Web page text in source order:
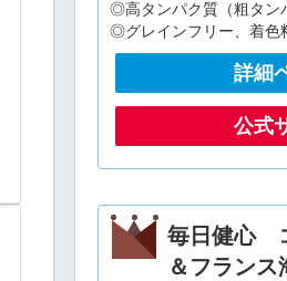
◎高タンパク質（粗タン
◎グレインフリー、着色
詳細
公式
毎日健心
＆フランス